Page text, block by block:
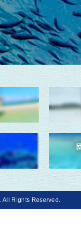
. All Rights Reserved.